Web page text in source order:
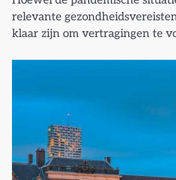
relevante
klaar zijn om vertragingen te